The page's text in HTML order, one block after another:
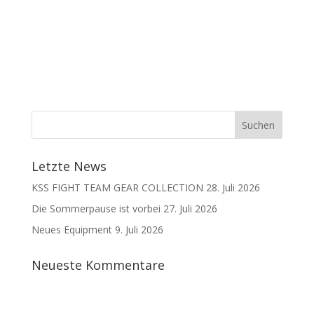
Letzte News
KSS FIGHT TEAM GEAR COLLECTION 28. Juli 2026
Die Sommerpause ist vorbei 27. Juli 2026
Neues Equipment 9. Juli 2026
Neueste Kommentare